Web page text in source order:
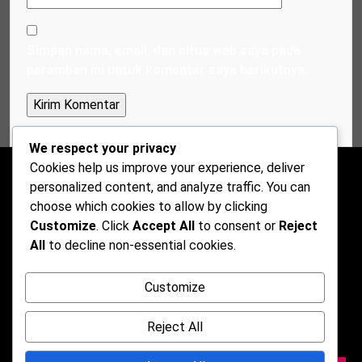
We respect your privacy
Cookies help us improve your experience, deliver
personalized content, and analyze traffic. You can
choose which cookies to allow by clicking
Customize. Click Accept All to consent or Reject
All to decline non-essential cookies.
Customize
Reject All